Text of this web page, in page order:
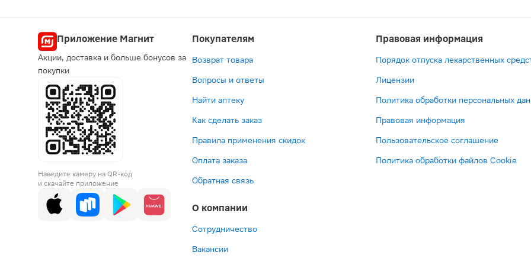
Приложение Магнит
Акции, доставка и больше бонусов за
покупки
Наведите камеру на QR-код
и скачайте приложение
Покупателям
Возврат товара
Вопросы и ответы
Найти аптеку
Как сделать заказ
Правила применения скидок
Оплата заказа
Обратная связь
О компании
Сотрудничество
Вакансии
Правовая информация
Порядок отпуска лекарственных
Лицензии
Политика обработки персональных
Правовая информация
Пользовательское соглашение
Политика обработки файлов Cookie